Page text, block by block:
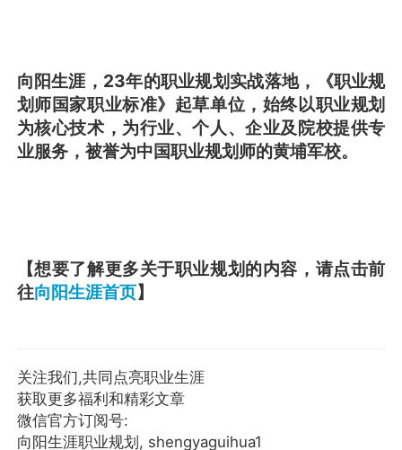
向阳生涯，23年的职业规划实战落地，《职业规
划师国家职业标准》起草单位，始终以职业规划
为核心技术，为行业、个人、企业及院校提供专
业服务，被誉为中国职业规划师的黄埔军校。
【想要了解更多关于职业规划的内容，请点击前
往向阳生涯首页】
关注我们,共同点亮职业生涯
获取更多福利和精彩文章
微信官方订阅号:
向阳生涯职业规划, shengyaguihua1